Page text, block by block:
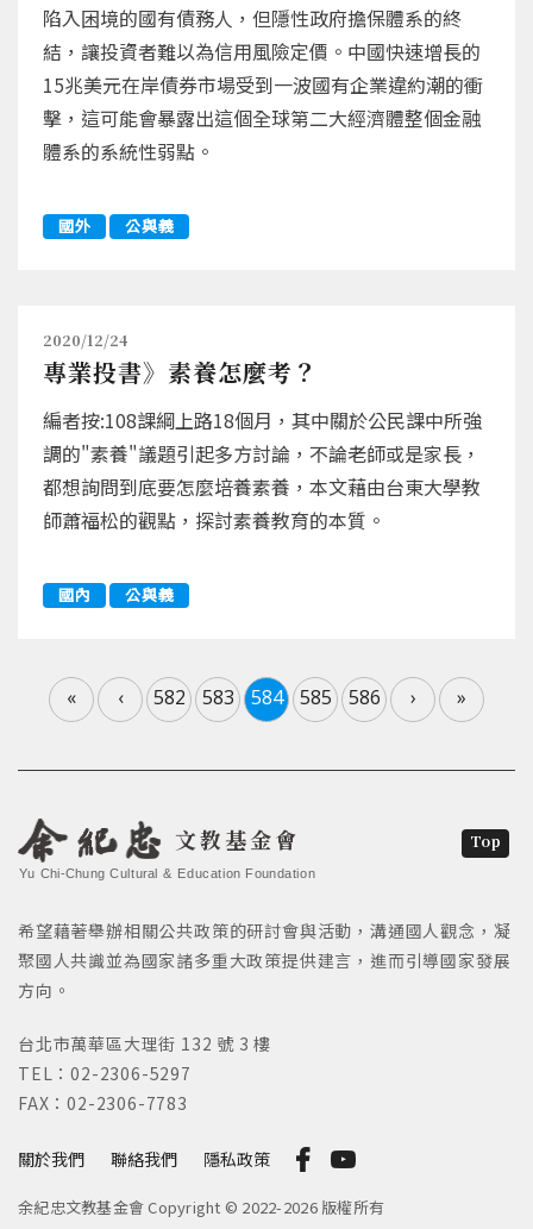
陷入困境的國有債務人，但隱性政府擔保體系的終
結，讓投資者難以為信用風險定價。中國快速增長的
15兆美元在岸債券市場受到一波國有企業違約潮的衝
擊，這可能會暴露出這個全球第二大經濟體整個金融
體系的系統性弱點。
國外 公與義
2020/12/24
專業投書》素養怎麼考？
編者按:108課綱上路18個月，其中關於公民課中所強
調的"素養"議題引起多方討論，不論老師或是家長，
都想詢問到底要怎麼培養素養，本文藉由台東大學教
師蕭福松的觀點，探討素養教育的本質。
國內 公與義
« ‹ 582 583 584 585 586 › »
文教基金會
Yu Chi-Chung Cultural & Education Foundation
關於我們 聯絡我們 隱私政策
希望藉著舉辦相關公共政策的研討會與活動，溝通國人觀念，凝
聚國人共識並為國家諸多重大政策提供建言，進而引導國家發展
方向。
台北市萬華區大理街 132 號 3 樓
TEL：02-2306-5297
FAX：02-2306-7783
余紀忠文教基金會 Copyright © 2022-2026 版權所有
Top